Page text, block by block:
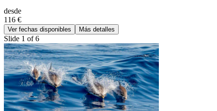
desde
116 €
Ver fechas disponibles Más detalles
Slide 1 of 6